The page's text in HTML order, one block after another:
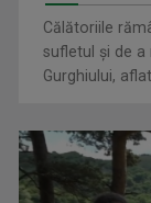
Nu împlinise 20
Călătoriile
sufletul și de a
Gurghiului,